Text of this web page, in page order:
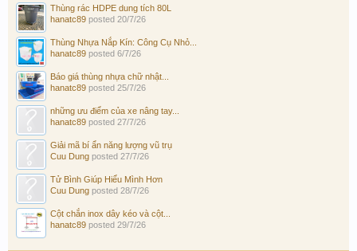
Thùng rác HDPE dung tích 80L
hanatc89 posted 20/7/26
Thùng Nhựa Nắp Kín: Công Cụ Nhỏ...
hanatc89 posted 6/7/26
Báo giá thùng nhựa chữ nhật...
hanatc89 posted 25/7/26
những ưu điểm của xe nâng tay...
hanatc89 posted 27/7/26
Giải mã bí ẩn năng lượng vũ trụ
Cuu Dung posted 27/7/26
Tử Bình Giúp Hiểu Mình Hơn
Cuu Dung posted 28/7/26
Cột chắn inox dây kéo và cột...
hanatc89 posted 29/7/26